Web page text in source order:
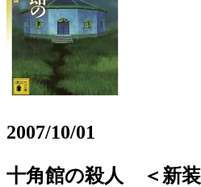
2007/10/01
十角館の殺人 ＜新装